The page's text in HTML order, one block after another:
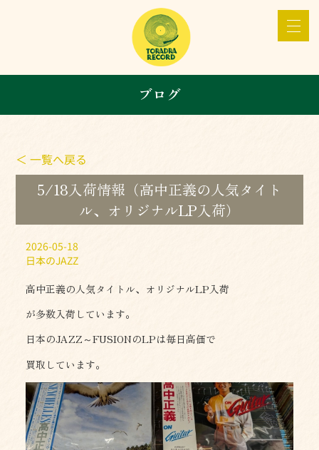
ブログ
＜ 一覧へ戻る
5/18入荷情報（高中正義の人気タイト
ル、オリジナルLP入荷）
2026-05-18
日本のJAZZ
高中正義の人気タイトル、オリジナルLP入荷
が多数入荷しています。
日本のJAZZ～FUSIONのLPは毎日高価で
買取しています。